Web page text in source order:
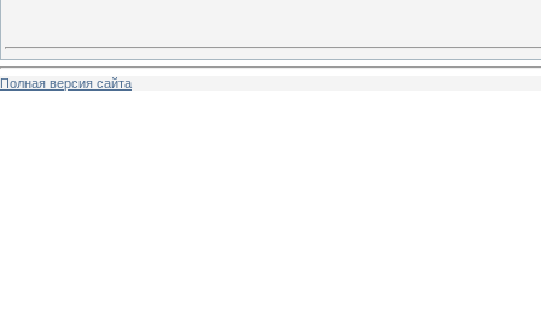
Полная версия сайта